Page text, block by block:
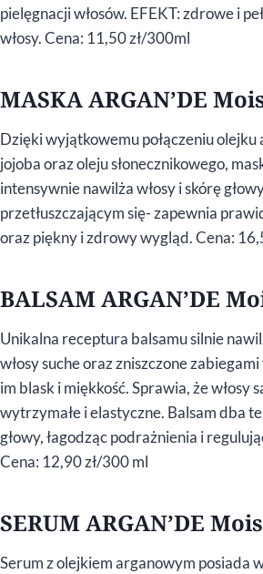
pielęgnacji włosów. EFEKT: zdrowe i
włosy. Cena: 11,50 zł/300ml
MASKA ARGAN’DE
Dzięki wyjątkowemu połączeniu
jojoba oraz oleju słonecznikowego,
intensywnie nawilża włosy i skórę
przetłuszczającym się- zapewnia
oraz piękny i zdrowy wygląd. Cena:
BALSAM ARGAN’DE
Unikalna receptura balsamu silnie
włosy suche oraz zniszczone
im blask i miękkość. Sprawia, że włosy
wytrzymałe i elastyczne. Balsam dba
głowy, łagodząc podrażnienia i
Cena: 12,90 zł/300 ml
SERUM ARGAN’DE
Serum z olejkiem arganowym posiada